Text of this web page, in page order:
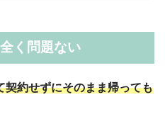
く問題ない
契約せずにそのまま帰っても